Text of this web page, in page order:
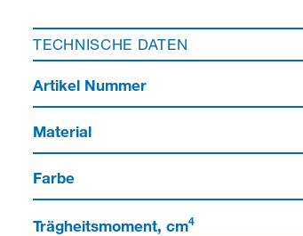
TECHNISCHE DATEN
Artikel Nummer
Material
Farbe
Trägheitsmoment, cm4